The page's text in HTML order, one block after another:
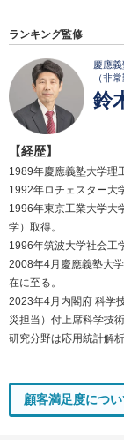
ランキング監修
慶應
（非常
鈴
【経歴】
1989年慶應義塾大学理
1992年ロチェスター大
1996年東京工業大学大
学）取得。
1996年筑波大学社会工
2008年4月慶應義塾大
在に至る。
2023年4月内閣府 科学
災担当）付上席科学技
研究分野は応用統計解
顧客満足度につい